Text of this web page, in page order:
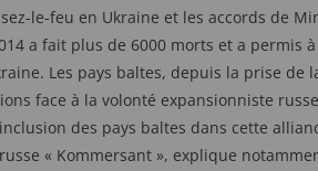
le-feu en Ukraine et les accords de
a fait plus de 6000 morts et a permis à
Les pays baltes, depuis la prise de
face à la volonté expansionniste russe.
des pays baltes dans cette
« Kommersant », explique